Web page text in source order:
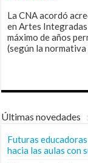
La CNA acordó
en Artes
máximo de años
(según la
Últimas novedades
Futuras
hacia las aulas con